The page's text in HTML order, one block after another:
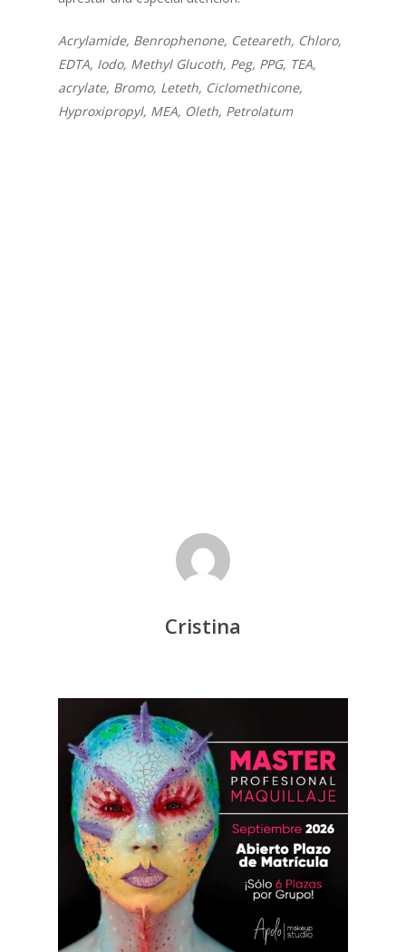
Acrylamide, Benrophenone, Ceteareth, Chloro,
EDTA, Iodo, Methyl Glucoth, Peg, PPG, TEA,
acrylate, Bromo, Leteth, Ciclomethicone,
Hyproxipropyl, MEA, Oleth, Petrolatum
Cristina